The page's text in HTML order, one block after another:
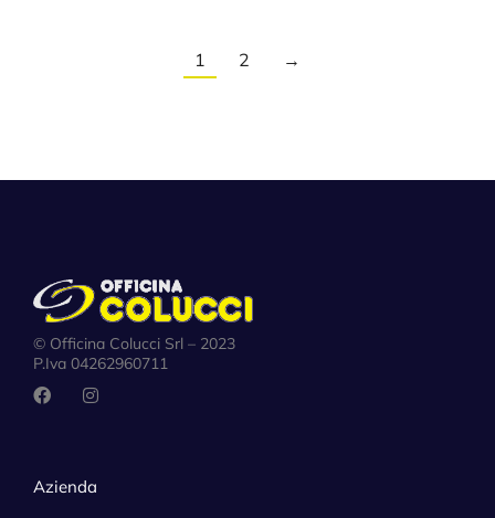
1 2 →
© Officina Colucci Srl – 2023
P.Iva 04262960711
Azienda